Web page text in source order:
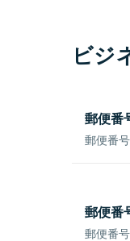
ビジ
郵便番
郵便番
郵便番
郵便番